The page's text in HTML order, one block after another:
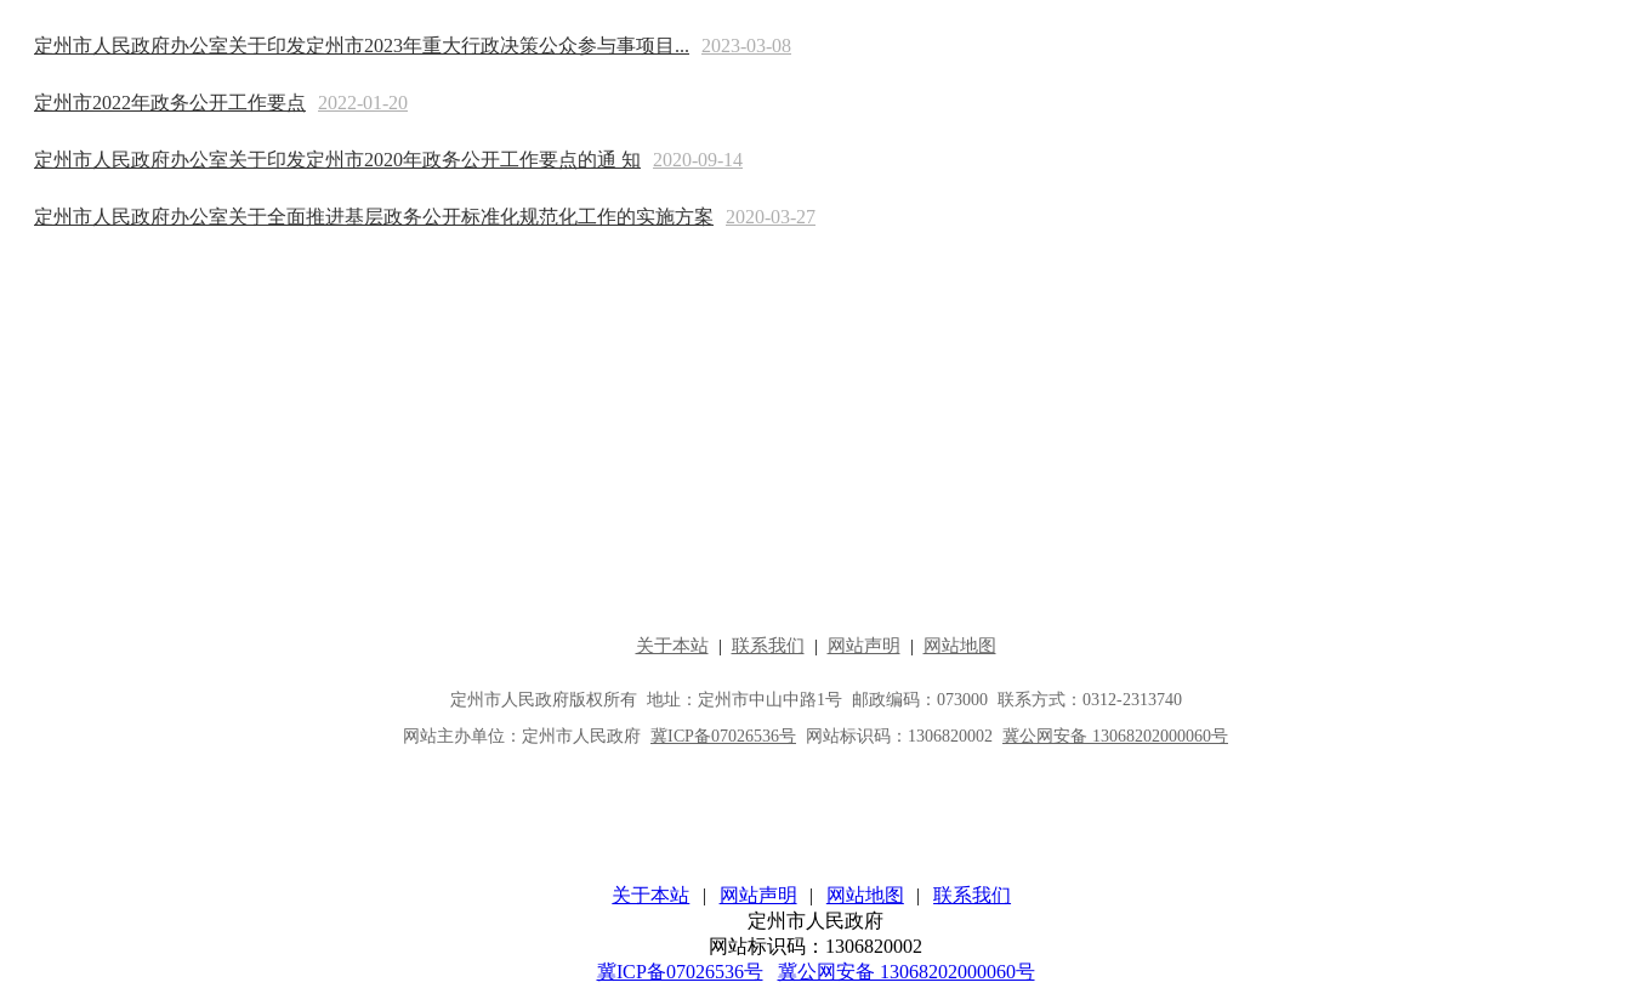
定州市人民政府办公室关于印发定州市2023年重大行政决策公众参与事项目... 2023-03-08
定州市2022年政务公开工作要点 2022-01-20
定州市人民政府办公室关于印发定州市2020年政务公开工作要点的通 知 2020-09-14
定州市人民政府办公室关于全面推进基层政务公开标准化规范化工作的实施方案 2020-03-27
关于本站 | 网站声明 | 网站地图 |
联系我们
定州市人民政府
网站标识码：1306820002
冀ICP备07026536号
冀公网安备 13068202000060号